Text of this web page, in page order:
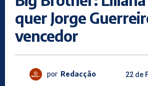
quer Jorge
vencedor
por Redacção 22 de